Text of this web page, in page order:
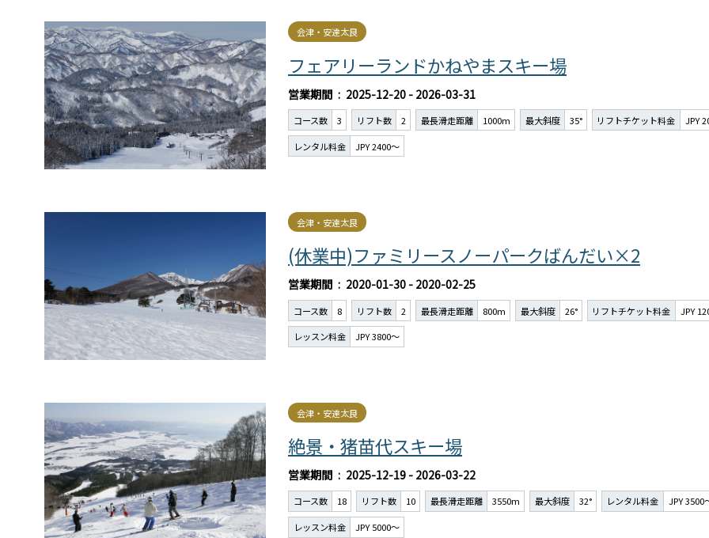
フェアリーランドかねやまスキー場
会津・安達太良
営業期間 2025-12-20 - 2026-03-31
コース数 3 リフト数 2 最長滑走距離 1000m 最大斜度 35° リフトチケット料金 JPY
レンタル料金 JPY 2400～
(休業中)ファミリースノーパークばんだい×2
会津・安達太良
営業期間 2020-01-30 - 2020-02-25
コース数 8 リフト数 2 最長滑走距離 800m 最大斜度 26° リフトチケット料金 JPY
レッスン料金 JPY 3800～
絶景・猪苗代スキー場
会津・安達太良
営業期間 2025-12-19 - 2026-03-22
コース数 18 リフト数 10 最長滑走距離 3550m 最大斜度 32° レンタル料金 JPY 3500
レッスン料金 JPY 5000～